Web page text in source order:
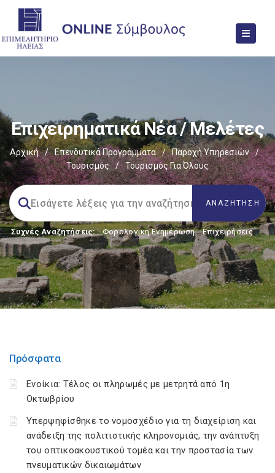
Επιχειρηματικά Νέα / Μελέτες
Αρχική / Επενδυτικά Προγράμματα / Παροχή Υπηρεσιών
/
Τουρισμός
/ Τουρισμός Για Όλους
Συχνές Αναζητήσεις: Φορολογικη Ενημέρωση, Επιχειρήσεις
Πρόσφατα
Ενοίκια: Τέλος οι πληρωμές με μετρητά από 1η
Οκτωβρίου
Υπερψηφίσθηκε το νομοσχέδιο για τη διαχείριση και
ανάδειξη της πολιτιστικής κληρονομιάς, την ανάπτυξη
του οπτικοακουστικού τομέα και την προστασία των
πνευματικών δικαιωμάτων